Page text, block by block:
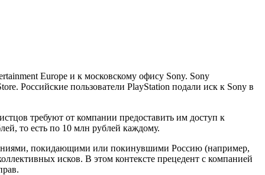
Europe и к московскому офису Sony. Sony
Российские пользователи PlayStation подали иск к Sony в
требуют от компании предоставить им доступ к
то есть по 10 млн рублей каждому.
покидающими или покинувшими Россию (например,
исков. В этом контексте прецедент с компанией